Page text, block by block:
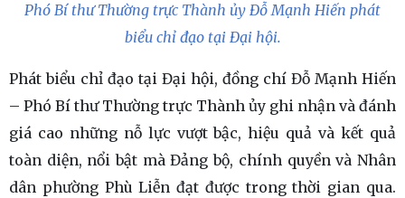
Phó Bí thư Thường trực Thành ủy Đỗ Mạnh Hiến phát
biểu chỉ đạo tại Đại hội.
Phát biểu chỉ đạo tại Đại hội, đồng chí Đỗ Mạnh Hiến
– Phó Bí thư Thường trực Thành ủy ghi nhận và đánh
giá cao những nỗ lực vượt bậc, hiệu quả và kết quả
toàn diện, nổi bật mà Đảng bộ, chính quyền và Nhân
dân phường Phù Liễn đạt được trong thời gian qua.